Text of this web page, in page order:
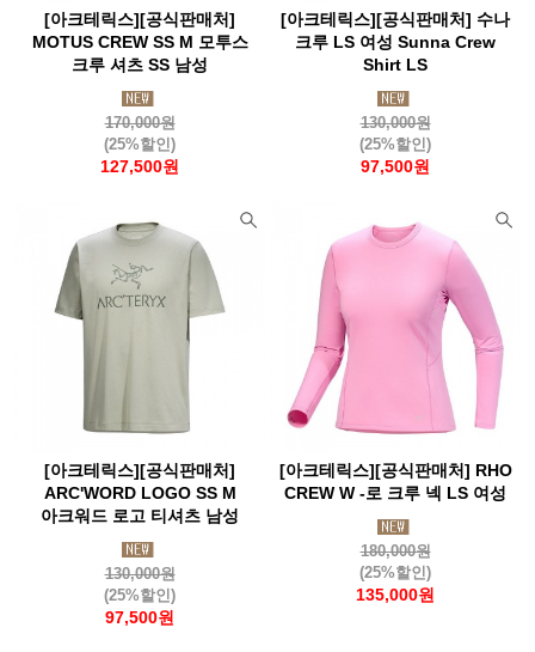
[아크테릭스][공식판매처]
MOTUS CREW SS M 모투스
크루 셔츠 SS 남성
170,000원
(25%할인)
127,500원
[아크테릭스][공식판매처] 수나
크루 LS 여성 Sunna Crew
Shirt LS
130,000원
(25%할인)
97,500원
[아크테릭스][공식판매처]
ARC'WORD LOGO SS M
아크워드 로고 티셔츠 남성
130,000원
(25%할인)
97,500원
[아크테릭스][공식판매처] RHO
CREW W -로 크루 넥 LS 여성
180,000원
(25%할인)
135,000원